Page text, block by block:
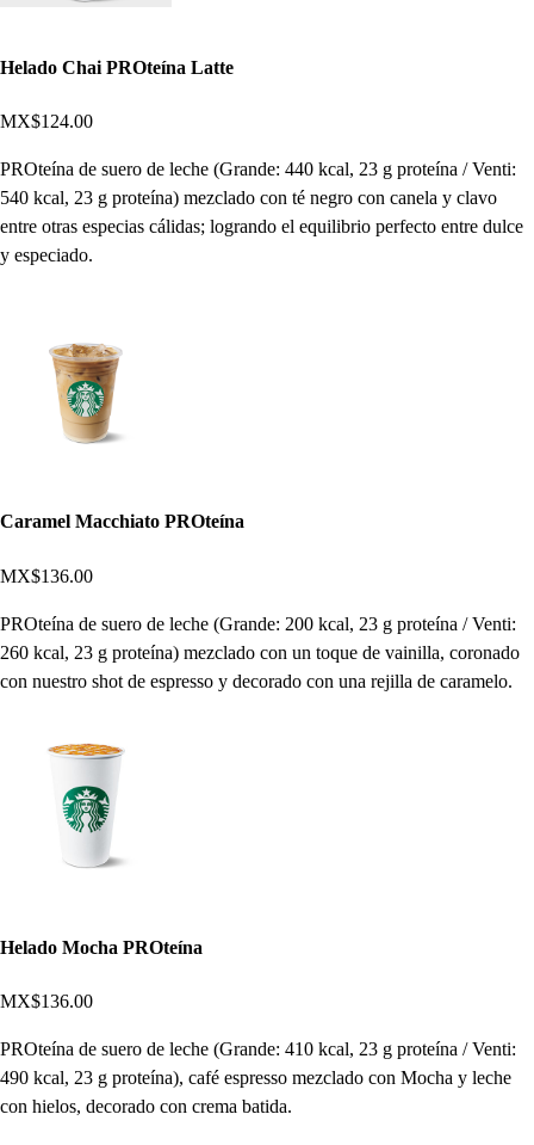
Helado Chai PROteína Latte
MX$124.00
PROteína de suero de leche (Grande: 440 kcal, 23 g proteína / Venti:
540 kcal, 23 g proteína) mezclado con té negro con canela y clavo
entre otras especias cálidas; logrando el equilibrio perfecto entre dulce
y especiado.
Caramel Macchiato PROteína
MX$136.00
PROteína de suero de leche (Grande: 200 kcal, 23 g proteína / Venti:
260 kcal, 23 g proteína) mezclado con un toque de vainilla, coronado
con nuestro shot de espresso y decorado con una rejilla de caramelo.
Helado Mocha PROteína
MX$136.00
PROteína de suero de leche (Grande: 410 kcal, 23 g proteína / Venti:
490 kcal, 23 g proteína), café espresso mezclado con Mocha y leche
con hielos, decorado con crema batida.